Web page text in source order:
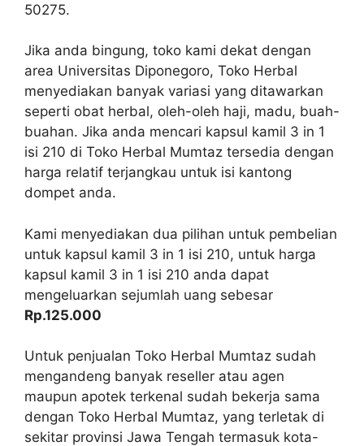
50275.
Jika anda bingung, toko kami dekat dengan
area Universitas Diponegoro, Toko Herbal
menyediakan banyak variasi yang ditawarkan
seperti obat herbal, oleh-oleh haji, madu, buah-
buahan. Jika anda mencari kapsul kamil 3 in 1
isi 210 di Toko Herbal Mumtaz tersedia dengan
harga relatif terjangkau untuk isi kantong
dompet anda.
Kami menyediakan dua pilihan untuk pembelian
untuk kapsul kamil 3 in 1 isi 210, untuk harga
kapsul kamil 3 in 1 isi 210 anda dapat
mengeluarkan sejumlah uang sebesar
Rp.125.000
Untuk penjualan Toko Herbal Mumtaz sudah
mengandeng banyak reseller atau agen
maupun apotek terkenal sudah bekerja sama
dengan Toko Herbal Mumtaz, yang terletak di
sekitar provinsi Jawa Tengah termasuk kota-